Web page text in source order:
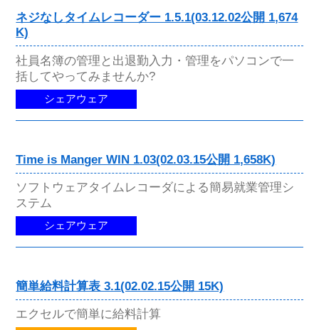
ネジなしタイムレコーダー 1.5.1(03.12.02公開 1,674
K)
社員名簿の管理と出退勤入力・管理をパソコンで一
括してやってみませんか?
シェアウェア
Time is Manger WIN 1.03(02.03.15公開 1,658K)
ソフトウェアタイムレコーダによる簡易就業管理シ
ステム
シェアウェア
簡単給料計算表 3.1(02.02.15公開 15K)
エクセルで簡単に給料計算